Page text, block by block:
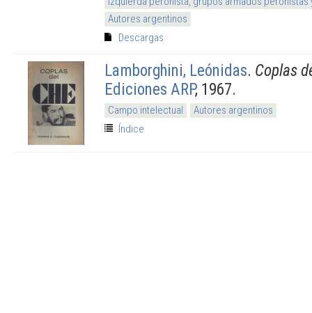
Autores argentinos
Descargas
Lamborghini, Leónidas. Coplas
Ediciones ARP, 1967.
Campo intelectual
Autores argentinos
Índice